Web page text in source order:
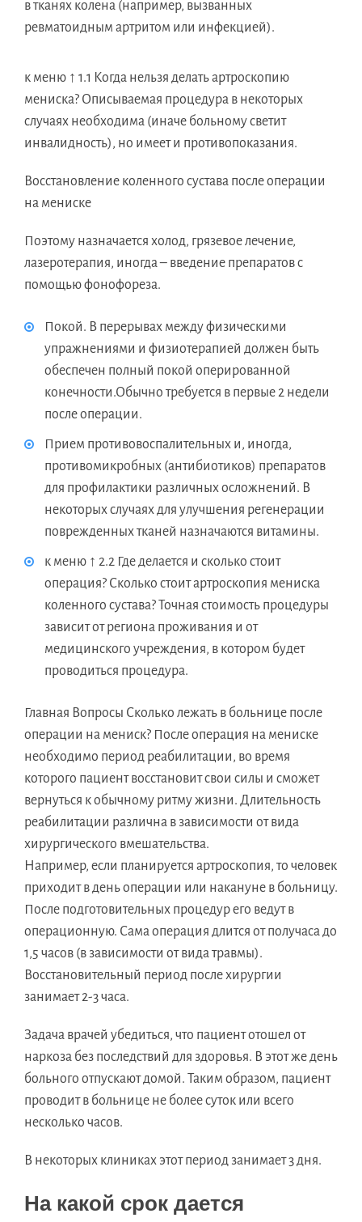
в тканях колена (например, вызванных
ревматоидным артритом или инфекцией).
к меню ↑ 1.1 Когда нельзя делать артроскопию
мениска? Описываемая процедура в некоторых
случаях необходима (иначе больному светит
инвалидность), но имеет и противопоказания.
Восстановление коленного сустава после операции
на мениске
Поэтому назначается холод, грязевое лечение,
лазеротерапия, иногда – введение препаратов с
помощью фонофореза.
Покой. В перерывах между физическими
упражнениями и физиотерапией должен быть
обеспечен полный покой оперированной
конечности.Обычно требуется в первые 2 недели
после операции.
Прием противовоспалительных и, иногда,
противомикробных (антибиотиков) препаратов
для профилактики различных осложнений. В
некоторых случаях для улучшения регенерации
поврежденных тканей назначаются витамины.
к меню ↑ 2.2 Где делается и сколько стоит
операция? Сколько стоит артроскопия мениска
коленного сустава? Точная стоимость процедуры
зависит от региона проживания и от
медицинского учреждения, в котором будет
проводиться процедура.
Главная Вопросы Сколько лежать в больнице после
операции на мениск? После операция на мениске
необходимо период реабилитации, во время
которого пациент восстановит свои силы и сможет
вернуться к обычному ритму жизни. Длительность
реабилитации различна в зависимости от вида
хирургического вмешательства.
Например, если планируется артроскопия, то человек
приходит в день операции или накануне в больницу.
После подготовительных процедур его ведут в
операционную. Сама операция длится от получаса до
1,5 часов (в зависимости от вида травмы).
Восстановительный период после хирургии
занимает 2-3 часа.
Задача врачей убедиться, что пациент отошел от
наркоза без последствий для здоровья. В этот же день
больного отпускают домой. Таким образом, пациент
проводит в больнице не более суток или всего
несколько часов.
В некоторых клиниках этот период занимает 3 дня.
На какой срок дается